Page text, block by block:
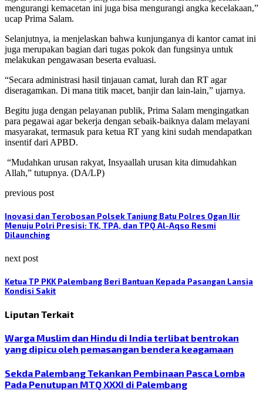
mengurangi kemacetan ini juga bisa mengurangi angka kecelakaan,”
ucap Prima Salam.
Selanjutnya, ia menjelaskan bahwa kunjunganya di kantor camat ini
juga merupakan bagian dari tugas pokok dan fungsinya untuk
melakukan pengawasan beserta evaluasi.
“Secara administrasi hasil tinjauan camat, lurah dan RT agar
diseragamkan. Di mana titik macet, banjir dan lain-lain,” ujarnya.
Begitu juga dengan pelayanan publik, Prima Salam mengingatkan
para pegawai agar bekerja dengan sebaik-baiknya dalam melayani
masyarakat, termasuk para ketua RT yang kini sudah mendapatkan
insentif dari APBD.
“Mudahkan urusan rakyat, Insyaallah urusan kita dimudahkan
Allah,” tutupnya. (DA/LP)
previous post
Inovasi dan Terobosan Polsek Tanjung Batu Polres Ogan Ilir
Menuju Polri Presisi: TK, TPA, dan TPQ Al-Aqso Resmi
Dilaunching
next post
Ketua TP PKK Palembang Beri Bantuan Kepada Pasangan Lansia
Kondisi Sakit
Liputan Terkait
Warga Muslim dan Hindu di India terlibat bentrokan
yang dipicu oleh pemasangan bendera keagamaan
Sekda Palembang Tekankan Pembinaan Pasca Lomba
Pada Penutupan MTQ XXXI di Palembang